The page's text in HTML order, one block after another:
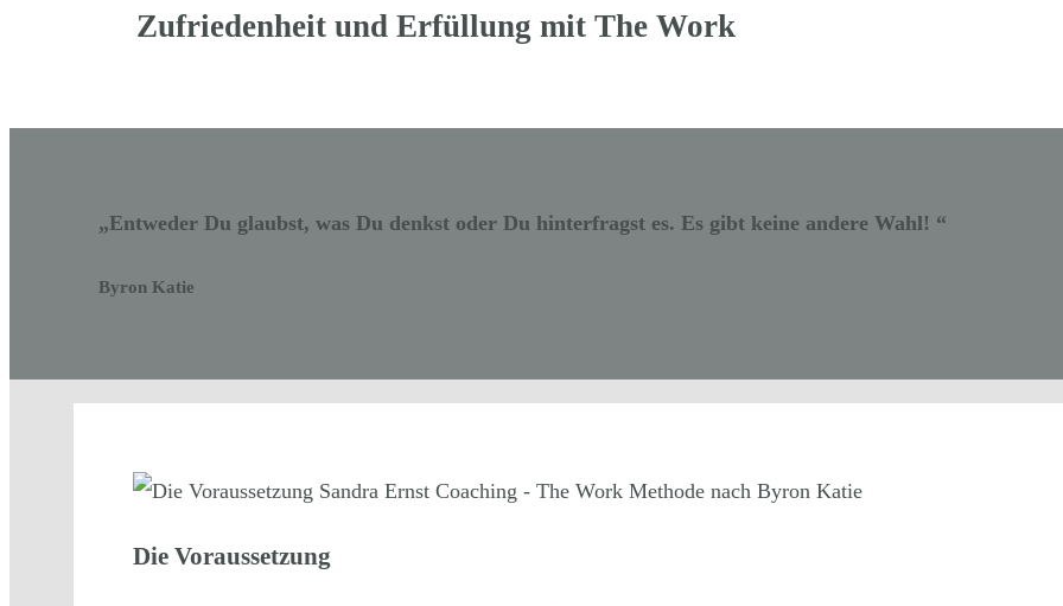
Zufriedenheit und Erfüllung mitThe Work
„Entweder Du glaubst, was Du denkst oder Du hinterfragst es. Es gibt keine andere Wahl! “
Byron Katie
Die Voraussetzung